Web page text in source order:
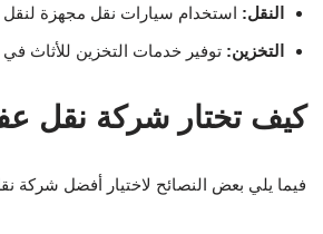
النقل: استخدام سيارات نقل مجهزة لنقل
التخزين: توفير خدمات التخزين للأثاث
كيف تختار شركة نقل
فيما يلي بعض النصائح لاختيار أفضل شركة